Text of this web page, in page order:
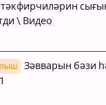
\ Видео
Зәвварын бәзи